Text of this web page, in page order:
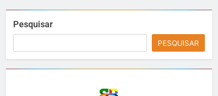
Pesquisar
PESQUISAR